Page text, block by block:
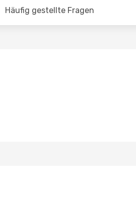
Häufig gestellte Fragen